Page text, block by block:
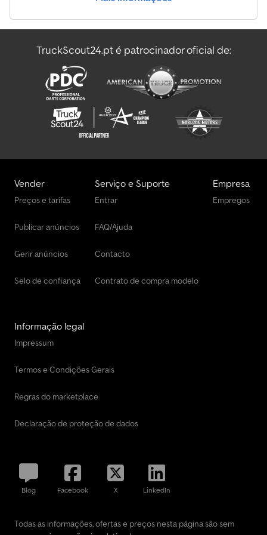
nosso serviço para si: - Obtenção de matrículas temporárias ou
- Despacho aduaneiro de veículos para países terceiros
Ikj Ab TockTruckScout24.pt é patrocinador oficial de:
Vender
Preços e tarifas
Publicar anúncios
Gerir anúncios
Selo de confiança
Serviço e Suporte
Entrar
FAQ/Ajuda
Contacto
Contrato de compra modelo
Empresa
Empregos
Informação legal
Impressum
Termos e Condições Gerais
Regras do marketplace
Declaração de proteção de dados
Blog Facebook X LinkedIn
Todas as informações, ofertas e preços nesta página são sem